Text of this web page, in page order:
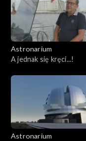
Astronarium
A jednak się kręci...!
Astronarium